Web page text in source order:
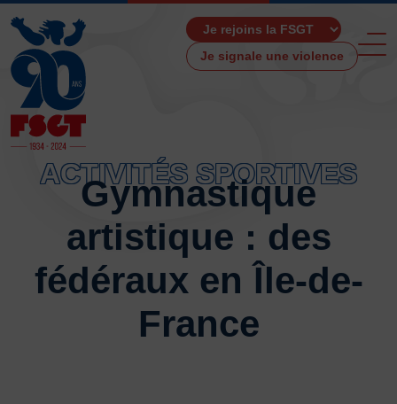
Je signale une violence
LA FSGT
Présentation
Histoire
Fonctionnement
ACTIVITÉS SPORTIVES
Gymnastique
artistique : des
fédéraux en Île-de-
France